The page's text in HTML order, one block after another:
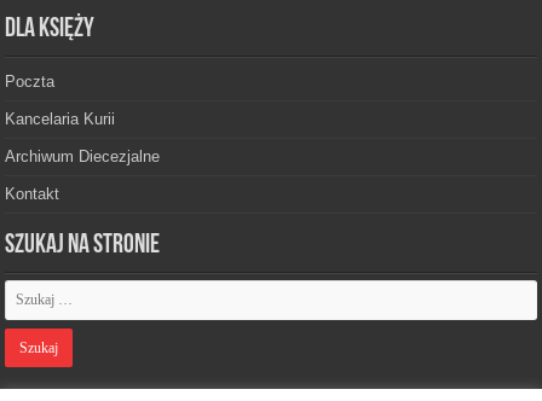
Dla księży
Poczta
Kancelaria Kurii
Archiwum Diecezjalne
Kontakt
Szukaj na stronie